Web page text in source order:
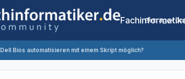
Beiträge
Dell Bios automatisieren mit einem Skript möglich?